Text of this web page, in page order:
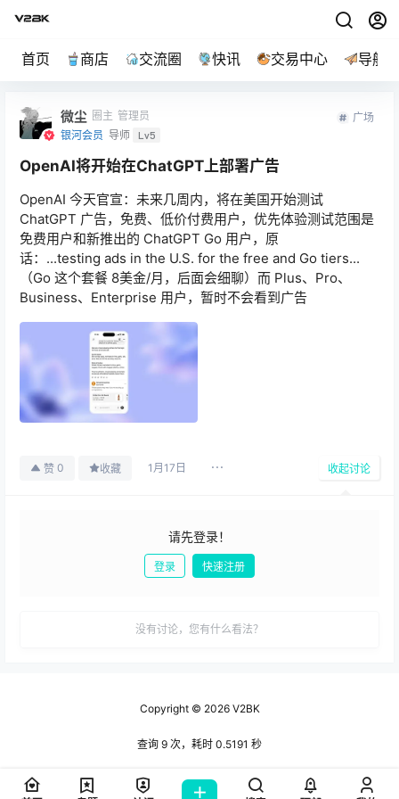
首页 商店 交流圈 快讯 交易中心 导航
微尘 圈主 管理员
银河会员 导师 Lv5
广场
OpenAI将开始在ChatGPT上部署广告
OpenAI 今天官宣：未来几周内，将在美国开始测试
ChatGPT 广告，免费、低价付费用户，优先体验测试范围是
免费用户和新推出的 ChatGPT Go 用户，原
话：...testing ads in the U.S. for the free and Go tiers...
（Go 这个套餐 8美金/月，后面会细聊）而 Plus、Pro、
Business、Enterprise 用户，暂时不会看到广告
赞 0 收藏 1月17日 收起讨论
请先登录！
登录 快速注册
没有讨论，您有什么看法？
Copyright © 2026V2BK
查询 9 次，耗时 0.5191 秒